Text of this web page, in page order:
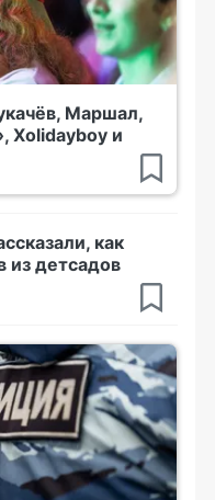
Маршал,
Xolidayboy и
как
из детсадов